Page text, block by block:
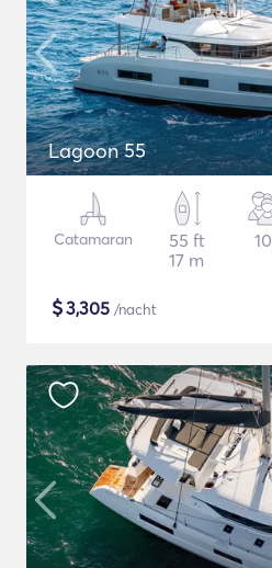
Lagoon 55
Catamaran
55 ft
17 m
10
$3,305 /nacht